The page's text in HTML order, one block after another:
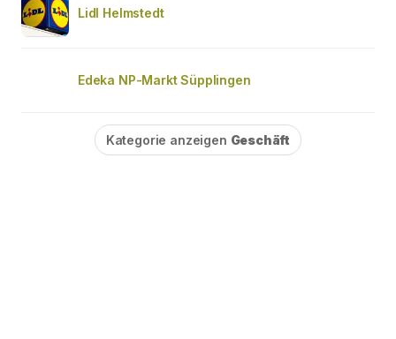
Lidl Helmstedt
Edeka NP-Markt Süpplingen
Kategorie anzeigen Geschäft